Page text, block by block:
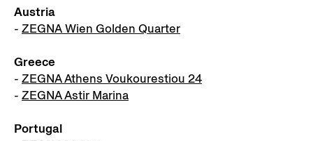
Austria
- ZEGNA Wien Golden Quarter
Greece
- ZEGNA Athens Voukourestiou 24
- ZEGNA Astir Marina
Portugal